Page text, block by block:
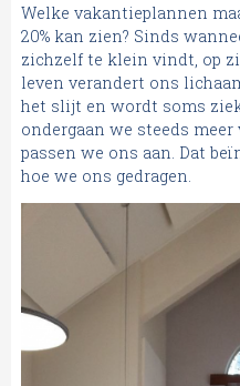
Welke vakantieplannen
20% kan zien? Sinds
zichzelf te klein vindt, op
leven verandert ons
het slijt en wordt soms
ondergaan we steeds
passen we ons aan. Dat
hoe we ons gedragen.